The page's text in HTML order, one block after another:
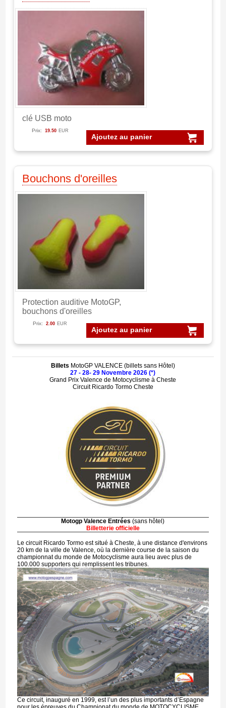
clé USB moto
Ajoutez au panier
Prix: 19.50 EUR
Bouchons d'oreilles
Protection auditive MotoGP,
bouchons d'oreilles
Ajoutez au panier
Prix: 2.00 EUR
Billets MotoGP VALENCE (billets sans Hôtel)
27 - 28- 29 Novembre 2026 (*)
Grand Prix Valence de Motocyclisme à Cheste
Circuit Ricardo Tormo Cheste
Motogp Valence Entrées(sans hôtel)
Billetterie officielle
Le circuit Ricardo Tormo est situé à Cheste, à une distance d'environs
20 km de la ville de Valence, où la dernière course de la saison du
championnat du monde de Motocyclisme aura lieu avec plus de
100.000 supporters qui remplissent les tribunes.
Ce circuit, inauguré en 1999, est l’un des plus importants d’Espagne